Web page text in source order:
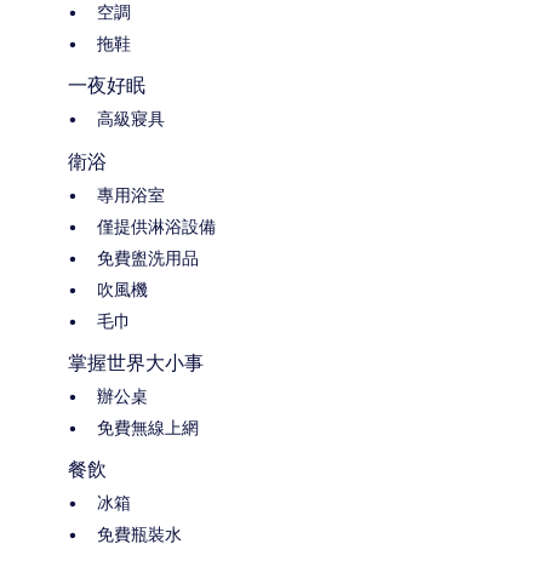
空調
拖鞋
一夜好眠
高級寢具
衛浴
專用浴室
僅提供淋浴設備
免費盥洗用品
吹風機
毛巾
掌握世界大小事
辦公桌
免費無線上網
餐飲
冰箱
免費瓶裝水